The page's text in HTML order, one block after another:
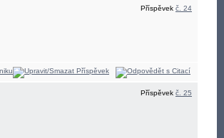
Příspěvek č. 24
Příspěvek č. 25